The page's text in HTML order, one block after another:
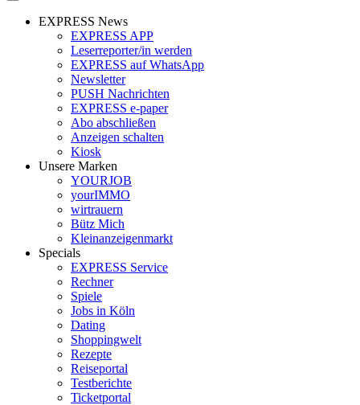
EXPRESS News
EXPRESS APP
Leserreporter/in werden
EXPRESS auf WhatsApp
Newsletter
PUSH Nachrichten
EXPRESS e-paper
Abo abschließen
Anzeigen schalten
Kiosk
Unsere Marken
YOURJOB
yourIMMO
wirtrauern
Bütz Mich
Kleinanzeigenmarkt
Specials
EXPRESS Service
Rechner
Spiele
Jobs in Köln
Dating
Shoppingwelt
Rezepte
Reiseportal
Testberichte
Ticketportal